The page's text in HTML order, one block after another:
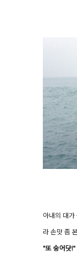
아내의 대
라 손맛 좀
"또 숭어닷!"